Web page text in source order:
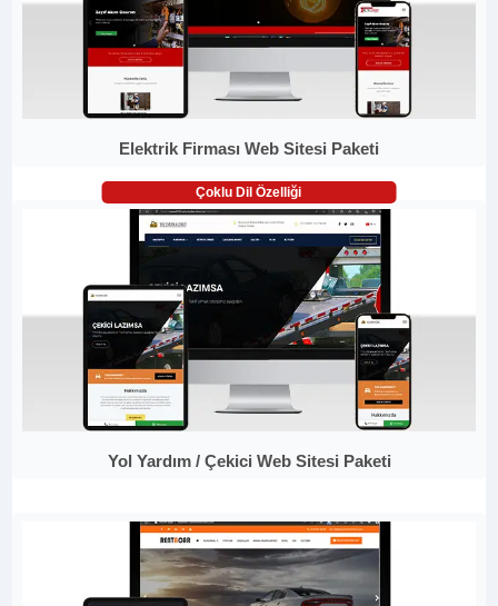
Elektrik Firması Web Sitesi Paketi
Çoklu Dil Özelliği
Yol Yardım / Çekici Web Sitesi Paketi